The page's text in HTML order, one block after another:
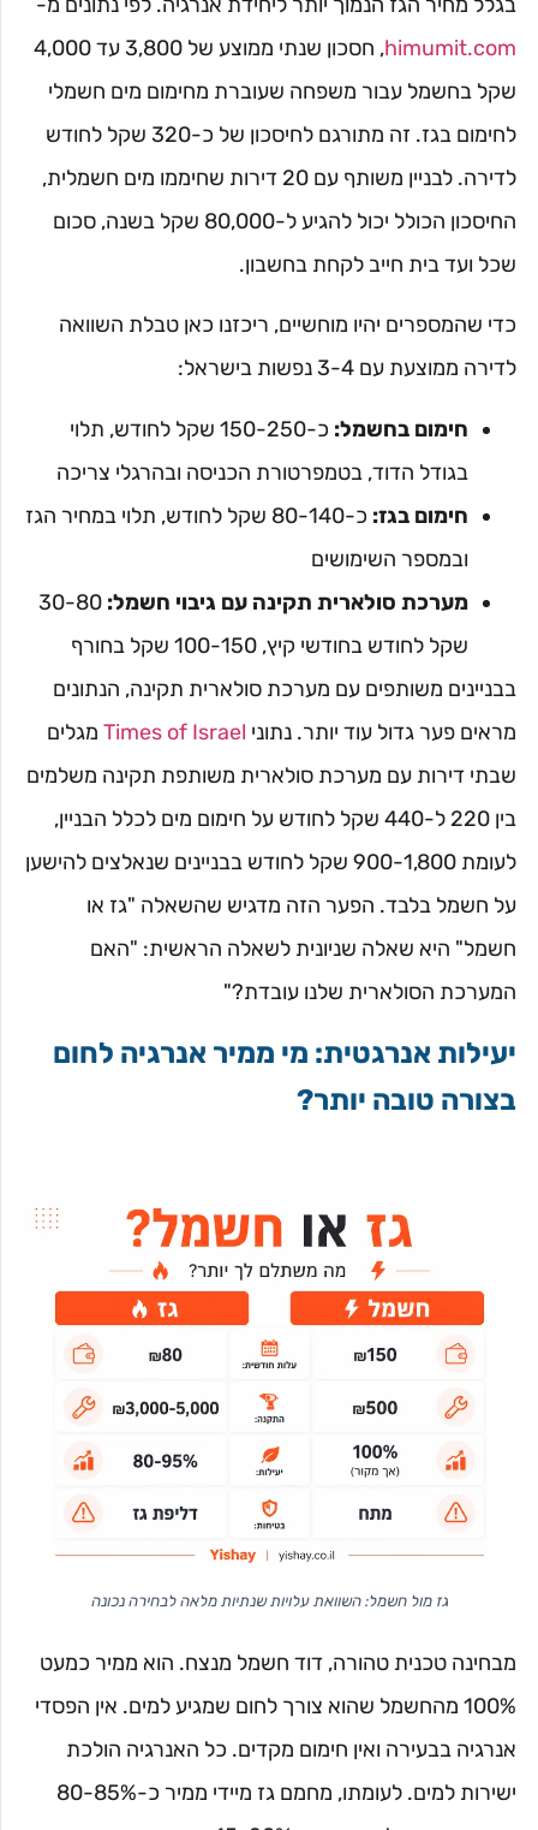
himumit.com
, חסכון שנתי ממוצע של 3,800 עד 4,000
שקל בחשמל עבור משפחה שעוברת מחימום מים חשמלי
לחימום בגז. זה מתורגם לחיסכון של כ-320 שקל לחודש
לדירה. לבניין משותף עם 20 דירות שחיממו מים חשמלית,
החיסכון הכולל יכול להגיע ל-80,000 שקל בשנה, סכום
שכל ועד בית חייב לקחת בחשבון.
כדי שהמספרים יהיו מוחשיים, ריכזנו כאן טבלת השוואה
לדירה ממוצעת עם 3-4 נפשות בישראל:
חימום בחשמל:
כ-150-250 שקל לחודש, תלוי
בגודל הדוד, בטמפרטורת הכניסה ובהרגלי צריכה
חימום בגז:
כ-80-140 שקל לחודש, תלוי במחיר הגז
ובמספר השימושים
מערכת סולארית תקינה עם גיבוי חשמל: 30-80
שקל לחודש בחודשי קיץ, 100-150 שקל בחורף
בבניינים משותפים עם מערכת סולארית תקינה, הנתונים
מראים פער גדול עוד יותר. נתוני Times of Israel מגלים
שבתי דירות עם מערכת סולארית משותפת תקינה משלמים
בין 220 ל-440 שקל לחודש על חימום מים לכלל הבניין,
לעומת 900-1,800 שקל לחודש בבניינים שנאלצים להישען
על חשמל בלבד. הפער הזה מדגיש שהשאלה "גז או
חשמל" היא שאלה שניונית לשאלה הראשית: "האם
המערכת הסולארית שלנו עובדת?"
יעילות אנרגטית: מי ממיר אנרגיה לחום
בצורה טובה יותר?
גז מול חשמל: השוואת עלויות שנתיות מלאה לבחירה נכונה
מבחינה טכנית טהורה, דוד חשמל מנצח. הוא ממיר כמעט
100% מהחשמל שהוא צורך לחום שמגיע למים. אין הפסדי
אנרגיה בבעירה ואין חימום מקדים. כל האנרגיה הולכת
ישירות למים. לעומתו, מחמם גז מיידי ממיר כ-80-85%